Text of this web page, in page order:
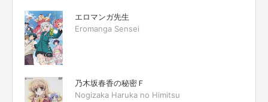
エロマンガ先生
Eromanga Sensei
乃木坂春香の秘密Ｆ
Nogizaka Haruka no Himitsu